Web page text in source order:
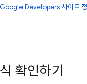
Google Developers 사이트
확인하기